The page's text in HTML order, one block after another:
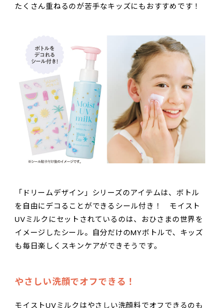
たくさん重ねるのが苦手なキッズにもおすすめです！
「ドリームデザイン」シリーズのアイテムは、ボトル
を自由にデコることができるシール付き！ モイスト
UVミルクにセットされているのは、おひさまの世界を
イメージしたシール。自分だけのMYボトルで、キッズ
も毎日楽しくスキンケアができそうです。
やさしい洗顔でオフできる！
モイストUVミルクはやさしい洗顔料でオフできるのも